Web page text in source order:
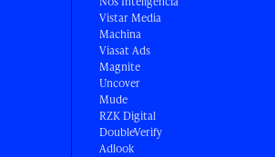
Vistar Media
Machina
Viasat Ads
Magnite
Uncover
Mude
RZK Digital
DoubleVerify
Adlook